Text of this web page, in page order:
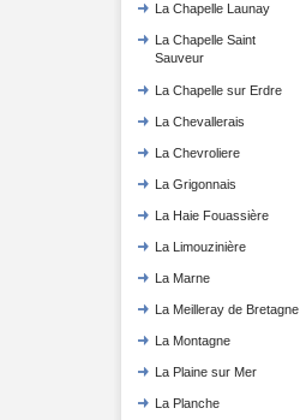
La Chapelle Launay
La Chapelle Saint
Sauveur
La Chapelle sur Erdre
La Chevallerais
La Chevroliere
La Grigonnais
La Haie Fouassière
La Limouzinière
La Marne
La Meilleray de Bretagne
La Montagne
La Plaine sur Mer
La Planche